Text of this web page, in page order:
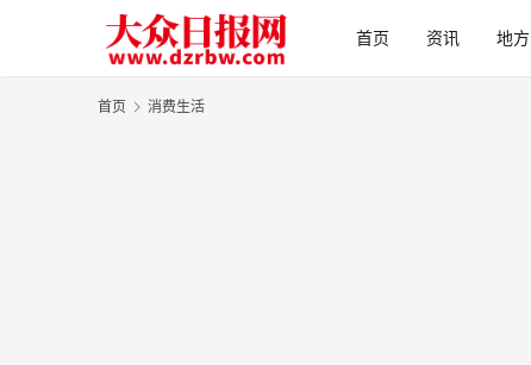
首页 资讯 地方
首页 消费生活